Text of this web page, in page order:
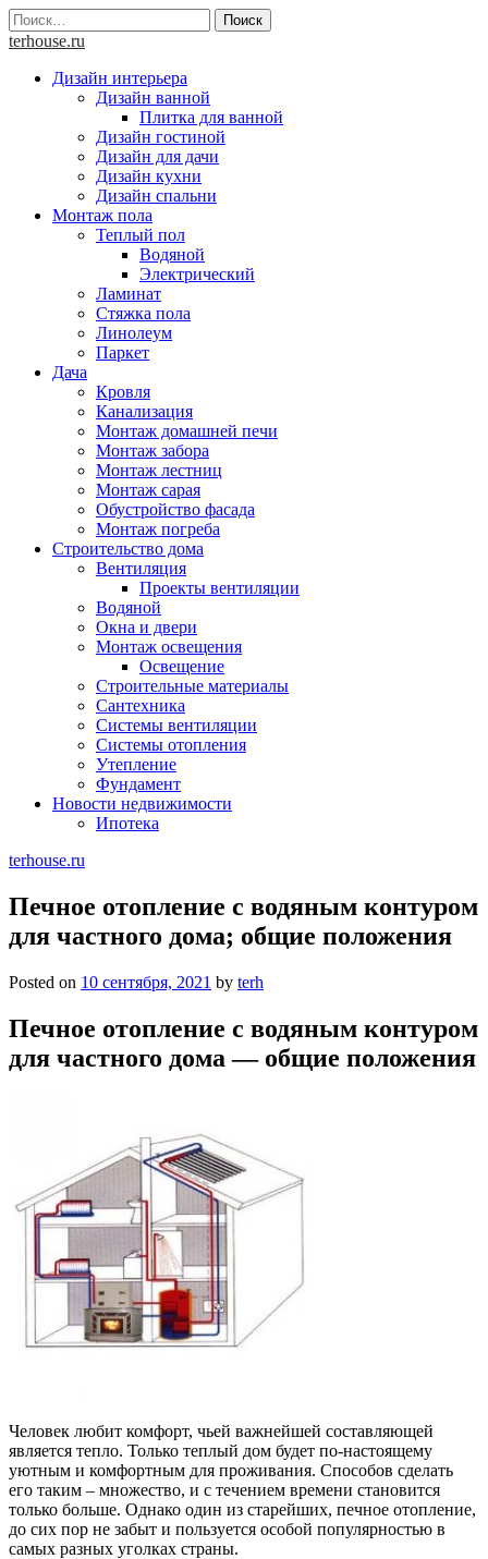
Skip
to
Найти:
terhouse.ru
Дизайн интерьера
Дизайн ванной
Плитка для ванной
Дизайн гостиной
Дизайн для дачи
Дизайн кухни
Дизайн спальни
Монтаж пола
Теплый пол
Водяной
Электрический
Ламинат
Стяжка пола
Линолеум
Паркет
Дача
Кровля
Канализация
Монтаж домашней печи
Монтаж забора
Монтаж лестниц
Монтаж сарая
Обустройство фасада
Монтаж погреба
Строительство дома
Вентиляция
Проекты вентиляции
Водяной
Окна и двери
Монтаж освещения
Освещение
Строительные материалы
Сантехника
Системы вентиляции
Системы отопления
Утепление
Фундамент
Новости недвижимости
Ипотека
terhouse.ru
Печное отопление с водяным контуром
для частного дома; общие положения
Posted on 10 сентября, 2021 by terh
Печное отопление с водяным контуром
для частного дома — общие положения
Человек любит комфорт, чьей важнейшей составляющей
является тепло. Только теплый дом будет по-настоящему
уютным и комфортным для проживания. Способов сделать
его таким – множество, и с течением времени становится
только больше. Однако один из старейших, печное отопление,
до сих пор не забыт и пользуется особой популярностью в
самых разных уголках страны.